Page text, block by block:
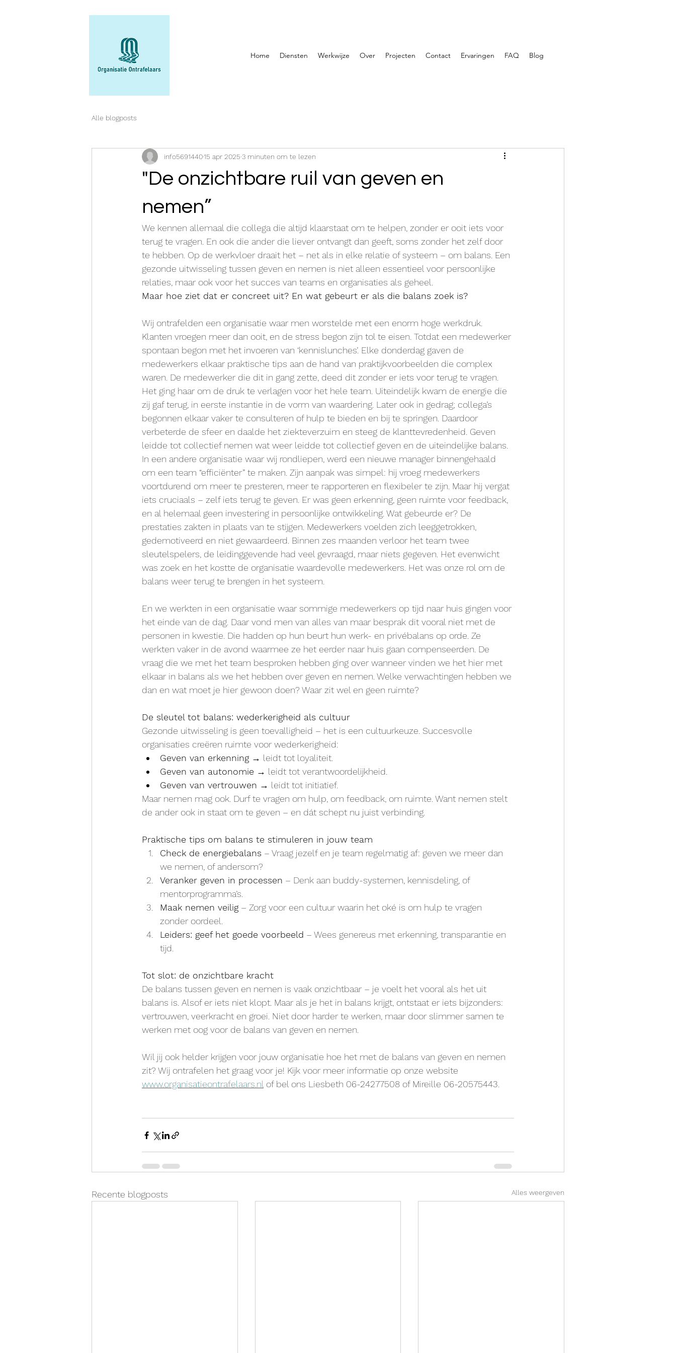
Home Diensten Werkwijze Over Projecten Contact Ervaringen FAQ Blog
Alle blogposts
"De onzichtbare ruil van geven en
nemen”
info569144015 apr 2025 3 minuten om te lezen
We kennen allemaal die collega die altijd klaarstaat om te helpen, zonder er ooit iets voor
terug te vragen. En ook die ander die liever ontvangt dan geeft, soms zonder het zelf door
te hebben. Op de werkvloer draait het – net als in elke relatie of systeem – om balans. Een
gezonde uitwisseling tussen geven en nemen is niet alleen essentieel voor persoonlijke
relaties, maar ook voor het succes van teams en organisaties als geheel.
Maar hoe ziet dat er concreet uit? En wat gebeurt er als die balans zoek is?
Wij ontrafelden een organisatie waar men worstelde met een enorm hoge werkdruk.
Klanten vroegen meer dan ooit, en de stress begon zijn tol te eisen. Totdat een medewerker
spontaan begon met het invoeren van ‘kennislunches’. Elke donderdag gaven de
medewerkers elkaar praktische tips aan de hand van praktijkvoorbeelden die complex
waren. De medewerker die dit in gang zette, deed dit zonder er iets voor terug te vragen.
Het ging haar om de druk te verlagen voor het hele team. Uiteindelijk kwam de energie die
zij gaf terug, in eerste instantie in de vorm van waardering. Later ook in gedrag; collega’s
begonnen elkaar vaker te consulteren of hulp te bieden en bij te springen. Daardoor
verbeterde de sfeer en daalde het ziekteverzuim en steeg de klanttevredenheid. Geven
leidde tot collectief nemen wat weer leidde tot collectief geven en de uiteindelijke balans.
In een andere organisatie waar wij rondliepen, werd een nieuwe manager binnengehaald
om een team “efficiënter” te maken. Zijn aanpak was simpel: hij vroeg medewerkers
voortdurend om meer te presteren, meer te rapporteren en flexibeler te zijn. Maar hij vergat
iets cruciaals – zelf iets terug te geven. Er was geen erkenning, geen ruimte voor feedback,
en al helemaal geen investering in persoonlijke ontwikkeling. Wat gebeurde er? De
prestaties zakten in plaats van te stijgen. Medewerkers voelden zich leeggetrokken,
gedemotiveerd en niet gewaardeerd. Binnen zes maanden verloor het team twee
sleutelspelers, de leidinggevende had veel gevraagd, maar niets gegeven. Het evenwicht
was zoek en het kostte de organisatie waardevolle medewerkers. Het was onze rol om de
balans weer terug te brengen in het systeem.
En we werkten in een organisatie waar sommige medewerkers op tijd naar huis gingen voor
het einde van de dag. Daar vond men van alles van maar besprak dit vooral niet met de
personen in kwestie. Die hadden op hun beurt hun werk- en privébalans op orde. Ze
werkten vaker in de avond waarmee ze het eerder naar huis gaan compenseerden. De
vraag die we met het team besproken hebben ging over wanneer vinden we het hier met
elkaar in balans als we het hebben over geven en nemen. Welke verwachtingen hebben we
dan en wat moet je hier gewoon doen? Waar zit wel en geen ruimte?
De sleutel tot balans: wederkerigheid als cultuur
Gezonde uitwisseling is geen toevalligheid – het is een cultuurkeuze. Succesvolle
organisaties creëren ruimte voor wederkerigheid:
Geven van erkenning → leidt tot loyaliteit.
Geven van autonomie → leidt tot verantwoordelijkheid.
Geven van vertrouwen → leidt tot initiatief.
Maar nemen mag ook. Durf te vragen om hulp, om feedback, om ruimte. Want nemen stelt
de ander ook in staat om te geven – en dát schept nu juist verbinding.
Praktische tips om balans te stimuleren in jouw team
Check de energiebalans – Vraag jezelf en je team regelmatig af: geven we meer dan
we nemen, of andersom?
Veranker geven in processen – Denk aan buddy-systemen, kennisdeling, of
mentorprogramma’s.
Maak nemen veilig – Zorg voor een cultuur waarin het oké is om hulp te vragen
zonder oordeel.
Leiders: geef het goede voorbeeld – Wees genereus met erkenning, transparantie en
tijd.
Tot slot: de onzichtbare kracht
De balans tussen geven en nemen is vaak onzichtbaar – je voelt het vooral als het uit
balans is. Alsof er iets niet klopt. Maar als je het in balans krijgt, ontstaat er iets bijzonders:
vertrouwen, veerkracht en groei. Niet door harder te werken, maar door slimmer samen te
werken met oog voor de balans van geven en nemen.
Wil jij ook helder krijgen voor jouw organisatie hoe het met de balans van geven en nemen
zit? Wij ontrafelen het graag voor je! Kijk voor meer informatie op onze website
www.organisatieontrafelaars.nl of bel ons Liesbeth 06-24277508 of Mireille 06-20575443.
Recente blogposts Alles weergeven